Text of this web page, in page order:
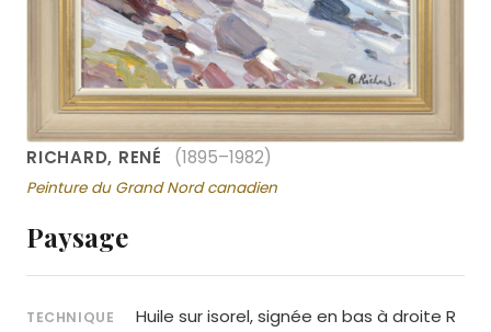
RICHARD, RENÉ (1895–1982)
Peinture du Grand Nord canadien
Paysage
TECHNIQUE
Huile sur isorel, signée en bas à droite R